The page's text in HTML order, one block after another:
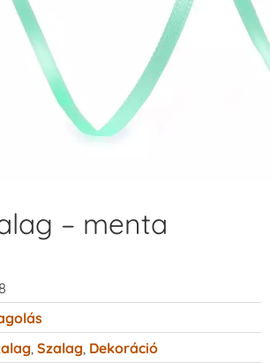
– menta
Szalag Dekoráció